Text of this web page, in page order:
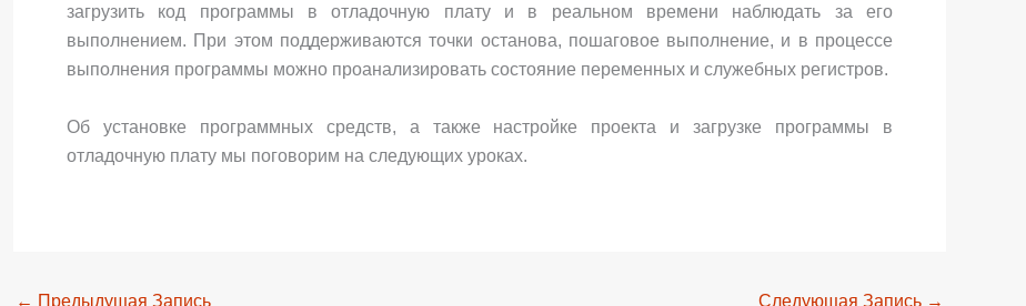
загрузить код программы в отладочную плату и в реальном времени наблюдать за его
выполнением. При этом поддерживаются точки останова, пошаговое выполнение, и в процессе
выполнения программы можно проанализировать состояние переменных и служебных регистров.
Об установке программных средств, а также настройке проекта и загрузке программы в
отладочную плату мы поговорим на следующих уроках.
← Предыдущая Запись Следующая Запись →